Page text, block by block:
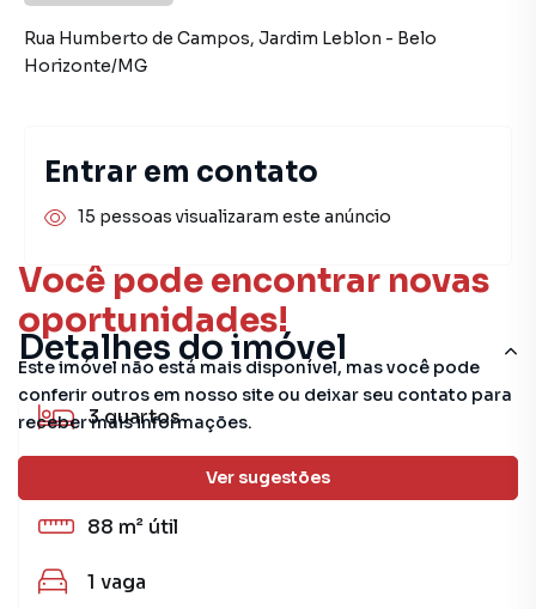
Você pode encontrar novas
oportunidades!
Este imóvel não está mais disponível, mas você pode
conferir outros em nosso site ou deixar seu contato para
receber mais informações.
Ver sugestões
Detalhes do imóvel
3quartos
88 m² útil
1 vaga
Rua Humberto de Campos, Jardim Leblon - Belo
Horizonte/MG
Entrar em contato
15 pessoas visualizaram este anúncio